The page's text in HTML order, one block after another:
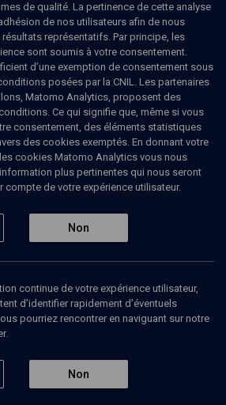
du département de philosophie juive
à l’Université Hébraïque de
de la pensée juive d'Emmanuel
dans l'enseignement et la pédagogie, il a
La pensée juive
et la Bible (2/2)
de qualité. La pertinence de cette analyse
de nos utilisateurs afin de nous
représentatifs. Par principe, les
sont soumis à votre consentement.
d’une exemption de consentement sous
posées par la CNIL. Les partenaires
Matomo Analytics, proposent des
Ce qui signifie que, même si vous
consentement, des éléments statistiques
des cookies exemptés. En donnant votre
cookies Matomo Analytics vous nous
plus pertinentes qui nous seront
compte de votre expérience utilisateur.
Non
continue de votre expérience utilisateur,
d’identifier rapidement d’éventuels
pourriez rencontrer en naviguant sur notre
Non